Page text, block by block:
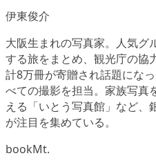
伊東俊介
大阪生まれの写真家。人気グ
する旅をまとめ、観光庁の協
計8万冊が寄贈され話題にな
べての撮影を担当。家族写真
える「いとう写真館」など、
が注目を集めている。
bookMt.